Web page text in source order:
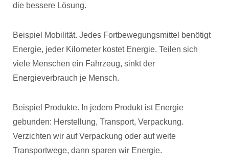
die bessere Lösung.
Beispiel Mobilität. Jedes Fortbewegungsmittel benötigt
Energie, jeder Kilometer kostet Energie. Teilen sich
viele Menschen ein Fahrzeug, sinkt der
Energieverbrauch je Mensch.
Beispiel Produkte. In jedem Produkt ist Energie
gebunden: Herstellung, Transport, Verpackung.
Verzichten wir auf Verpackung oder auf weite
Transportwege, dann sparen wir Energie.